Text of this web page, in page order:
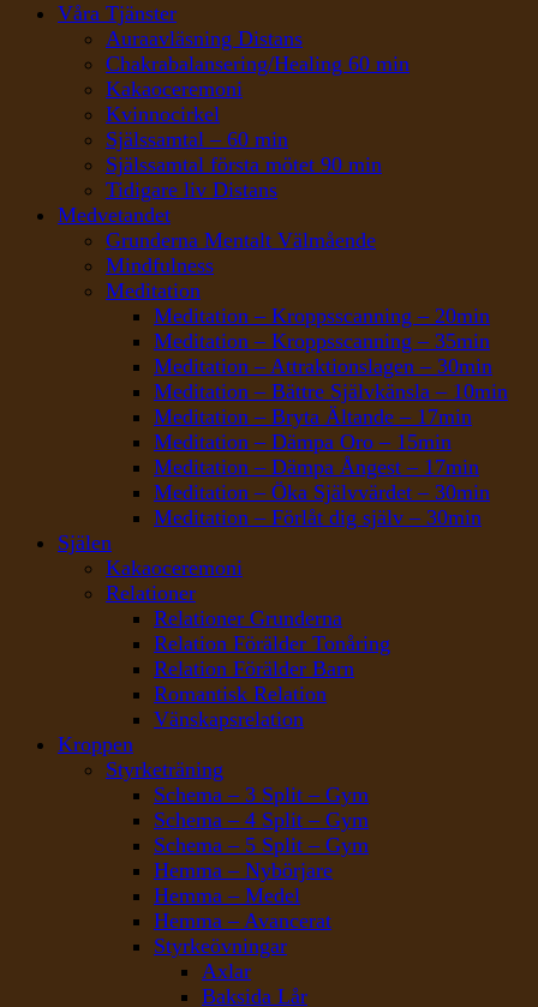
Våra Tjänster
Auraavläsning Distans
Chakrabalansering/Healing 60 min
Kakaoceremoni
Kvinnocirkel
Själssamtal – 60 min
Själssamtal första mötet 90 min
Tidigare liv Distans
Medvetandet
Grunderna Mentalt Välmående
Mindfulness
Meditation
Meditation – Kroppsscanning – 20min
Meditation – Kroppsscanning – 35min
Meditation – Attraktionslagen – 30min
Meditation – Bättre Självkänsla – 10min
Meditation – Bryta Ältande – 17min
Meditation – Dämpa Oro – 15min
Meditation – Dämpa Ångest – 17min
Meditation – Öka Självvärdet – 30min
Meditation – Förlåt dig själv – 30min
Själen
Kakaoceremoni
Relationer
Relationer Grunderna
Relation Förälder Tonåring
Relation Förälder Barn
Romantisk Relation
Vänskapsrelation
Kroppen
Styrketräning
Schema – 3 Split – Gym
Schema – 4 Split – Gym
Schema – 5 Split – Gym
Hemma – Nybörjare
Hemma – Medel
Hemma – Avancerat
Styrkeövningar
Axlar
Baksida Lår